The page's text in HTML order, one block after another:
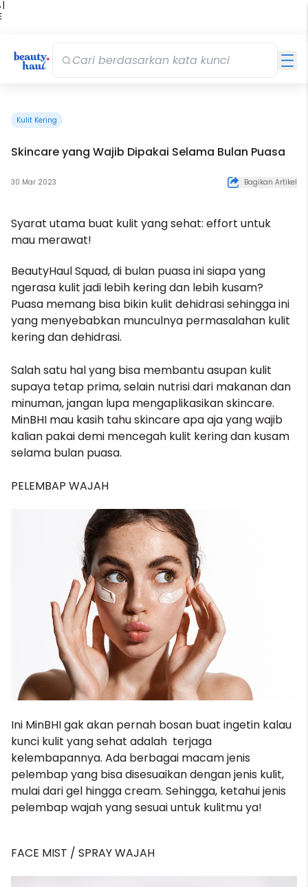
|
Kulit Kering
Skincare yang Wajib Dipakai Selama Bulan Puasa
30 Mar 2023 Bagikan Artikel
Syarat utama buat kulit yang sehat: effort untuk
mau merawat!
BeautyHaul Squad, di bulan puasa ini siapa yang
ngerasa kulit jadi lebih kering dan lebih kusam?
Puasa memang bisa bikin kulit dehidrasi sehingga ini
yang menyebabkan munculnya permasalahan kulit
kering dan dehidrasi.
Salah satu hal yang bisa membantu asupan kulit
supaya tetap prima, selain nutrisi dari makanan dan
minuman, jangan lupa mengaplikasikanskincare.
MinBHI mau kasih tahu skincare apa aja yang wajib
kalian pakai demi mencegah kulit kering dan kusam
selama bulan puasa.
PELEMBAP WAJAH
Ini MinBHI gak akan pernah bosan buat ingetin kalau
kunci kulit yang sehat adalah terjaga
kelembapannya. Ada berbagai macam jenis
pelembapyang bisa disesuaikan dengan jenis kulit,
mulai dari gel hingga cream. Sehingga, ketahui jenis
pelembap wajah yang sesuai untuk kulitmu ya!
FACE MIST / SPRAY WAJAH